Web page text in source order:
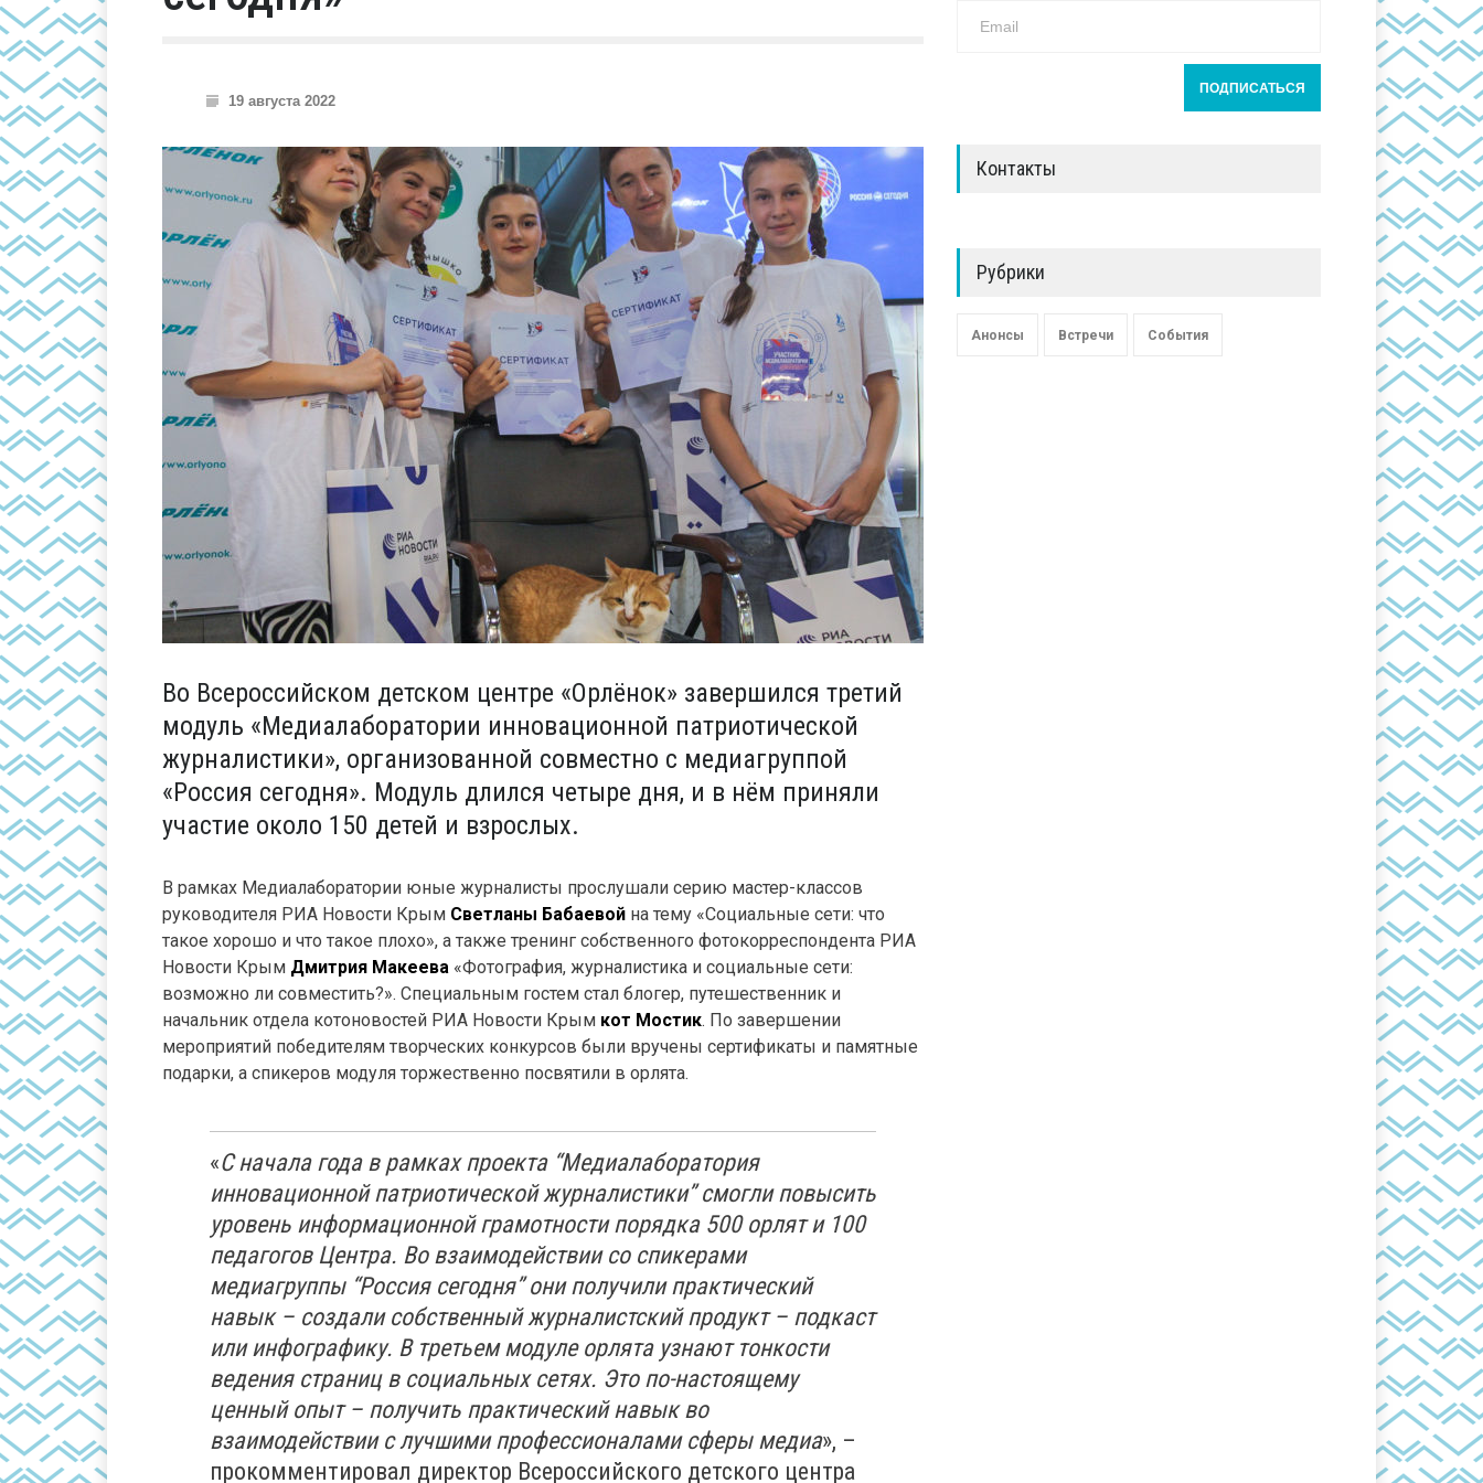
19 августа 2022
Во Всероссийском детском центре «Орлёнок» завершился третий
модуль «Медиалаборатории инновационной патриотической
журналистики», организованной совместно с медиагруппой
«Россия сегодня». Модуль длился четыре дня, и в нём приняли
участие около 150 детей и взрослых.
В рамках Медиалаборатории юные журналисты прослушали серию мастер-классов
руководителя РИА Новости Крым Светланы Бабаевой на тему «Социальные сети: что
такое хорошо и что такое плохо», а также тренинг собственного фотокорреспондента РИА
Новости Крым Дмитрия Макеева «Фотография, журналистика и социальные сети:
возможно ли совместить?». Специальным гостем стал блогер, путешественник и
начальник отдела котоновостей РИА Новости Крым кот Мостик. По завершении
мероприятий победителям творческих конкурсов были вручены сертификаты и памятные
подарки, а спикеров модуля торжественно посвятили в орлята.
«С начала года в рамках проекта “Медиалаборатория
инновационной патриотической журналистики” смогли повысить
уровень информационной грамотности порядка 500 орлят и 100
педагогов Центра. Во взаимодействии со спикерами
медиагруппы “Россия сегодня” они получили практический
навык – создали собственный журналистский продукт – подкаст
или инфографику. В третьем модуле орлята узнают тонкости
ведения страниц в социальных сетях. Это по-настоящему
ценный опыт – получить практический навык во
взаимодействии с лучшими профессионалами сферы медиа», –
прокомментировал директор Всероссийского детского центра
Контакты
Рубрики
Анонсы Встречи События